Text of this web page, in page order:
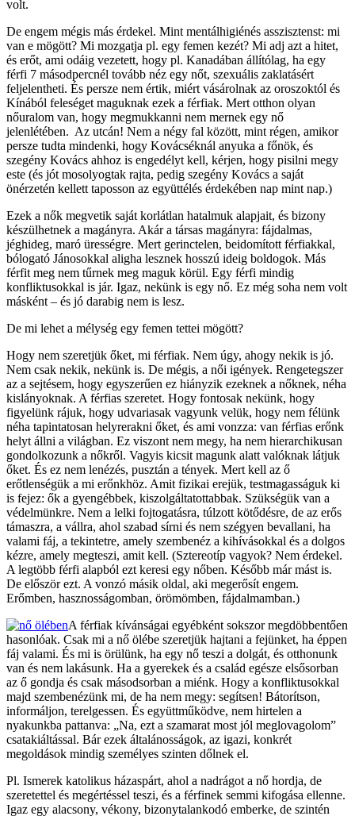
volt.
De engem mégis más érdekel. Mint mentálhigiénés asszisztenst: mi
van e mögött? Mi mozgatja pl. egy femen kezét? Mi adj azt a hitet,
és erőt, ami odáig vezetett, hogy pl. Kanadában állítólag, ha egy
férfi 7 másodpercnél tovább néz egy nőt, szexuális zaklatásért
feljelentheti. És persze nem értik, miért vásárolnak az oroszoktól és
Kínából feleséget maguknak ezek a férfiak. Mert otthon olyan
nőuralom van, hogy megmukkanni nem mernek egy nő
jelenlétében. Az utcán! Nem a négy fal között, mint régen, amikor
persze tudta mindenki, hogy Kovácséknál anyuka a főnök, és
szegény Kovács ahhoz is engedélyt kell, kérjen, hogy pisilni megy
este (és jót mosolyogtak rajta, pedig szegény Kovács a saját
önérzetén kellett taposson az együttélés érdekében nap mint nap.)
Ezek a nők megvetik saját korlátlan hatalmuk alapjait, és bizony
készülhetnek a magányra. Akár a társas magányra: fájdalmas,
jéghideg, maró ürességre. Mert gerinctelen, beidomított férfiakkal,
bólogató Jánosokkal aligha lesznek hosszú ideig boldogok. Más
férfit meg nem tűrnek meg maguk körül. Egy férfi mindig
konfliktusokkal is jár. Igaz, nekünk is egy nő. Ez még soha nem volt
másként – és jó darabig nem is lesz.
De mi lehet a mélység egy femen tettei mögött?
Hogy nem szeretjük őket, mi férfiak. Nem úgy, ahogy nekik is jó.
Nem csak nekik, nekünk is. De mégis, a női igények. Rengetegszer
az a sejtésem, hogy egyszerűen ez hiányzik ezeknek a nőknek, néha
kislányoknak. A férfias szeretet. Hogy fontosak nekünk, hogy
figyelünk rájuk, hogy udvariasak vagyunk velük, hogy nem félünk
néha tapintatosan helyrerakni őket, és ami vonzza: van férfias erőnk
helyt állni a világban. Ez viszont nem megy, ha nem hierarchikusan
gondolkozunk a nőkről. Vagyis kicsit magunk alatt valóknak látjuk
őket. És ez nem lenézés, pusztán a tények. Mert kell az ő
erőtlenségük a mi erőnkhöz. Amit fizikai erejük, testmagasságuk ki
is fejez: ők a gyengébbek, kiszolgáltatottabbak. Szükségük van a
védelmünkre. Nem a lelki fojtogatásra, túlzott kötődésre, de az erős
támaszra, a vállra, ahol szabad sírni és nem szégyen bevallani, ha
valami fáj, a tekintetre, amely szembenéz a kihívásokkal és a dolgos
kézre, amely megteszi, amit kell. (Sztereotíp vagyok? Nem érdekel.
A legtöbb férfi alapból ezt keresi egy nőben. Később már mást is.
De először ezt. A vonzó másik oldal, aki megerősít engem.
Erőmben, hasznosságomban, örömömben, fájdalmamban.)
A férfiak kívánságai egyébként sokszor megdöbbentően
hasonlóak. Csak mi a nő ölébe szeretjük hajtani a fejünket, ha éppen
fáj valami. És mi is örülünk, ha egy nő teszi a dolgát, és otthonunk
van és nem lakásunk. Ha a gyerekek és a család egésze elsősorban
az ő gondja és csak másodsorban a miénk. Hogy a konfliktusokkal
majd szembenézünk mi, de ha nem megy: segítsen! Bátorítson,
informáljon, terelgessen. És együttműködve, nem hirtelen a
nyakunkba pattanva: „Na, ezt a szamarat most jól meglovagolom”
csatakiáltással. Bár ezek általánosságok, az igazi, konkrét
megoldások mindig személyes szinten dőlnek el.
Pl. Ismerek katolikus házaspárt, ahol a nadrágot a nő hordja, de
szeretettel és megértéssel teszi, és a férfinek semmi kifogása ellenne.
Igaz egy alacsony, vékony, bizonytalankodó emberke, de szintén